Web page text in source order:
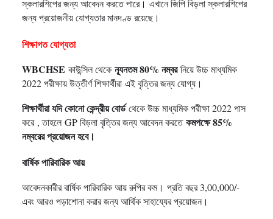
স্কলারশিপের জন্য আবেদন করতে পারে। এখানে জিপি বিড়লা স্কলারশিপের
জন্য প্রয়োজনীয় যোগ্যতার মানদণ্ড রয়েছে।
শিক্ষাগত যোগ্যতা
WBCHSE কাউন্সিল থেকে ন্যূনতম 80% নম্বরনিয়ে উচ্চ মাধ্যমিক
2022 পরীক্ষায় উত্তীর্ণ শিক্ষার্থীরা এই বৃত্তির জন্য যোগ্য।
শিক্ষার্থীরা যদি কোনো কেন্দ্রীয় বোর্ডথেকে উচ্চ মাধ্যমিক পরীক্ষা 2022 পাস
করে , তাহলে GP বিড়লা বৃত্তির জন্য আবেদন করতেকমপক্ষে 85%
নম্বরের প্রয়োজন হবে।
বার্ষিক পারিবারিক আয়
আবেদনকারীর বার্ষিক পারিবারিক আয় রুপির কম। প্রতি বছর 3,00,000/-
এবং আরও পড়াশোনা করার জন্য আর্থিক সাহায্যের প্রয়োজন।